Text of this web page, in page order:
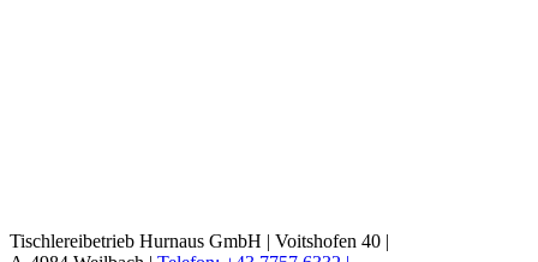
Tischlereibetrieb Hurnaus GmbH | Voitshofen 40 |